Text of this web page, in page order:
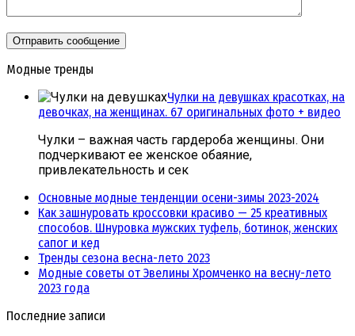
Модные тренды
Чулки на девушках красотках, на
девочках, на женщинах. 67 оригинальных фото + видео
Чулки – важная часть гардероба женщины. Они
подчеркивают ее женское обаяние,
привлекательность и сек
Основные модные тенденции осени-зимы 2023-2024
Как зашнуровать кроссовки красиво — 25 креативных
способов. Шнуровка мужских туфель, ботинок, женских
сапог и кед
Тренды сезона весна-лето 2023
Модные советы от Эвелины Хромченко на весну-лето
2023 года
Последние записи